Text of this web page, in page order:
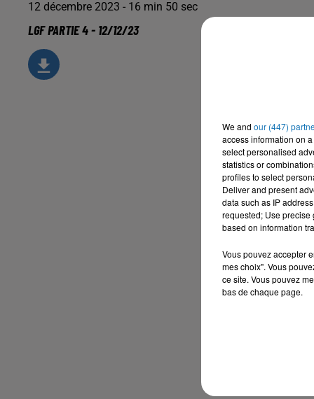
12 décembre 2023 - 16 min 50 sec
LGF PARTIE 4 - 12/12/23
We and our (447)
access information on
select personalised
statistics or
profiles to select
Deliver and present
data such as IP
requested; Use precise
based on information
Vous pouvez accepter
mes choix". Vous
ce site. Vous pouvez
bas de chaque page.